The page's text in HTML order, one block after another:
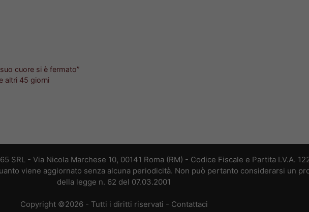
cuore si è fermato”
altri 45 giorni
viene aggiornato senza alcuna periodicità. Non può pertanto considerarsi un
della legge n. 62 del 07.03.2001